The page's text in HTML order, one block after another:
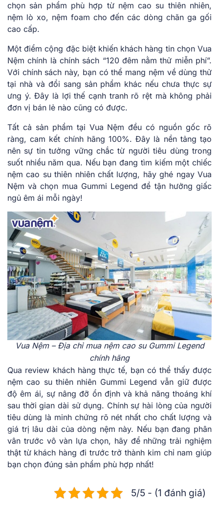
chọn sản phẩm phù hợp từ nệm cao su thiên nhiên,
nệm lò xo, nệm foam cho đến các dòng chăn ga gối
cao cấp.
Một điểm cộng đặc biệt khiến khách hàng tin chọn Vua
Nệm chính là chính sách “120 đêm nằm thử miễn phí”.
Với chính sách này, bạn có thể mang nệm về dùng thử
tại nhà và đổi sang sản phẩm khác nếu chưa thực sự
ưng ý. Đây là lợi thế cạnh tranh rõ rệt mà không phải
đơn vị bán lẻ nào cũng có được.
Tất cả sản phẩm tại Vua Nệm đều có nguồn gốc rõ
ràng, cam kết chính hãng 100%. Đây là nền tảng tạo
nên sự tin tưởng vững chắc từ người tiêu dùng trong
suốt nhiều năm qua. Nếu bạn đang tìm kiếm một chiếc
nệm cao su thiên nhiên chất lượng, hãy ghé ngay Vua
Nệm và chọn mua Gummi Legend để tận hưởng giấc
ngủ êm ái mỗi ngày!
Vua Nệm – Địa chỉ mua nệm cao su Gummi Legend
chính hãng
Qua review khách hàng thực tế, bạn có thể thấy được
nệm cao su thiên nhiên Gummi Legend vẫn giữ được
độ êm ái, sự nâng đỡ ổn định và khả năng thoáng khí
sau thời gian dài sử dụng. Chính sự hài lòng của người
tiêu dùng là minh chứng rõ nét nhất cho chất lượng và
giá trị lâu dài của dòng nệm này. Nếu bạn đang phân
vân trước vô vàn lựa chọn, hãy để những trải nghiệm
thật từ khách hàng đi trước trở thành kim chỉ nam giúp
bạn chọn đúng sản phẩm phù hợp nhất!
5/5 - (1 đánh giá)